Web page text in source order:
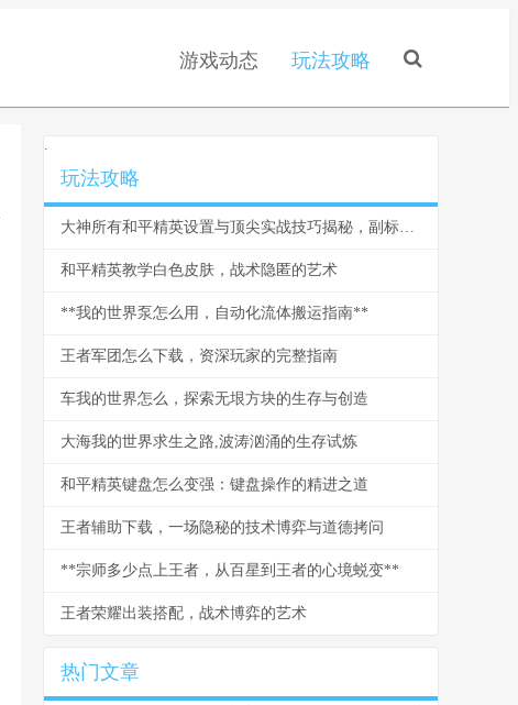
游戏动态 玩法攻略
.
玩法攻略
大神所有和平精英设置与顶尖实战技巧揭秘，副标题，从键位到灵敏度的一站式决胜指南
和平精英教学白色皮肤，战术隐匿的艺术
**我的世界泵怎么用，自动化流体搬运指南**
王者军团怎么下载，资深玩家的完整指南
车我的世界怎么，探索无垠方块的生存与创造
大海我的世界求生之路,波涛汹涌的生存试炼
和平精英键盘怎么变强：键盘操作的精进之道
王者辅助下载，一场隐秘的技术博弈与道德拷问
**宗师多少点上王者，从百星到王者的心境蜕变**
王者荣耀出装搭配，战术博弈的艺术
热门文章